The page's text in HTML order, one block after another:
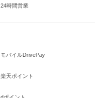
24時間営業
モバイルDrivePay
楽天ポイント